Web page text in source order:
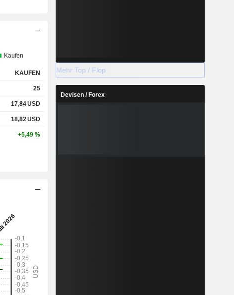
Kaufen
KAUFEN
25
17,84USD
18,82USD
+5,49 %
Mehr Top / Flop
Devisen / Forex